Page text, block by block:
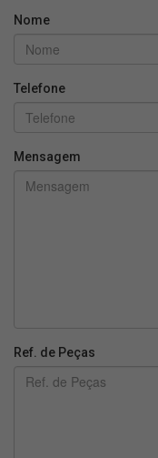
Nome
Telefone
Mensagem
Ref. de Peças